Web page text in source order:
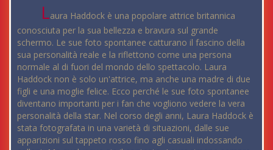
Laura Haddock è una popolare attrice britannica
conosciuta per la sua bellezza e bravura sul grande
schermo. Le sue foto spontanee catturano il fascino della
sua personalità reale e la riflettono come una persona
normale al di fuori del mondo dello spettacolo. Laura
Haddock non è solo un'attrice, ma anche una madre di due
figli e una moglie felice. Ecco perché le sue foto spontanee
diventano importanti per i fan che vogliono vedere la vera
personalità della star. Nel corso degli anni, Laura Haddock è
stata fotografata in una varietà di situazioni, dalle sue
apparizioni sul tappeto rosso fino agli casuali indossando